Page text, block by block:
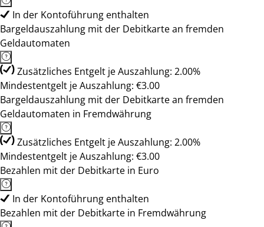
In der Kontoführung enthalten
Bargeldauszahlung mit der Debitkarte an fremden
Geldautomaten
Zusätzliches Entgelt je Auszahlung: 2.00%
Mindestentgelt je Auszahlung: €3.00
Bargeldauszahlung mit der Debitkarte an fremden
Geldautomaten in Fremdwährung
Zusätzliches Entgelt je Auszahlung: 2.00%
Mindestentgelt je Auszahlung: €3.00
Bezahlen mit der Debitkarte in Euro
In der Kontoführung enthalten
Bezahlen mit der Debitkarte in Fremdwährung